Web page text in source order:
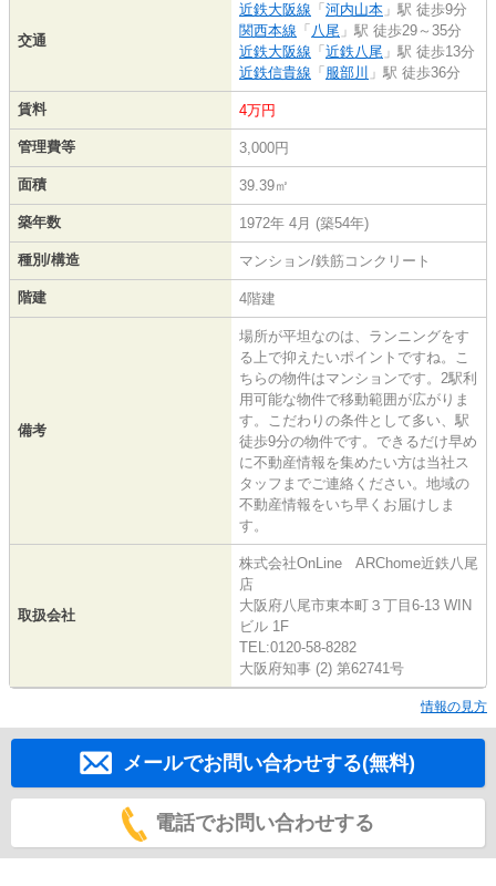
交通
近鉄大阪線 「 河内山本 」駅 徒歩9分
関西本線 「 八尾 」駅 徒歩29～35分
近鉄大阪線 「 近鉄八尾 」駅 徒歩13分
近鉄信貴線 「 服部川 」駅 徒歩36分
賃料 4万円
管理費等 3,000円
面積 39.39㎡
築年数 1972年 4月 (築54年)
種別/構造 マンション/鉄筋コンクリート
階建 4階建
備考
場所が平坦なのは、ランニングをす
る上で抑えたいポイントですね。こ
ちらの物件はマンションです。2駅利
用可能な物件で移動範囲が広がりま
す。こだわりの条件として多い、駅
徒歩9分の物件です。できるだけ早め
に不動産情報を集めたい方は当社ス
タッフまでご連絡ください。地域の
不動産情報をいち早くお届けしま
す。
取扱会社
株式会社OnLine ARChome近鉄八尾
店
大阪府八尾市東本町３丁目6-13 WIN
ビル 1F
TEL:0120-58-8282
大阪府知事 (2) 第62741号
情報の見方
メールでお問い合わせする(無料)
電話でお問い合わせする